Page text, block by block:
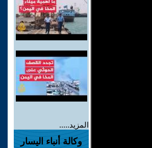
المزيد.....
وكالة أنباء اليسار